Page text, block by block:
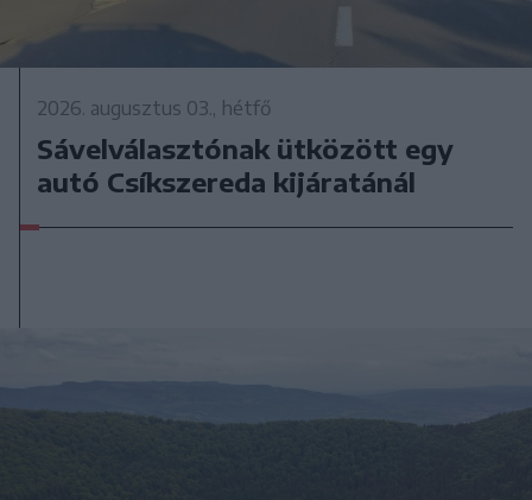
2026. augusztus 03., hétfő
Sávelválasztónak ütközött egy
autó Csíkszereda kijáratánál